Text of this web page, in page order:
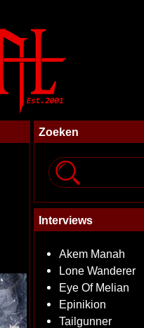
Zoeken
Interviews
Akem Manah
Lone Wanderer
Eye Of Melian
Epinikion
Tailgunner